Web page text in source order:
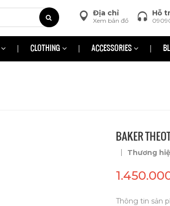
Hỗ
Địa chỉ
Xem bản đồ
CLOTHING ACCESSORIES
BAKER
| Thương
Thông tin sản